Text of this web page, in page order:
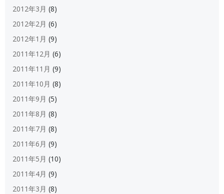
2012年3月 (8)
2012年2月 (6)
2012年1月 (9)
2011年12月 (6)
2011年11月 (9)
2011年10月 (8)
2011年9月 (5)
2011年8月 (8)
2011年7月 (8)
2011年6月 (9)
2011年5月 (10)
2011年4月 (9)
2011年3月 (8)